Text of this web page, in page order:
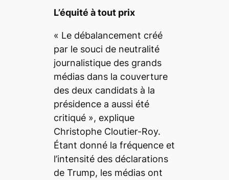
L’équité à tout prix
« Le débalancement créé
par le souci de neutralité
journalistique des grands
médias dans la couverture
des deux candidats à la
présidence a aussi été
critiqué », explique
Christophe Cloutier-Roy.
Étant donné la fréquence et
l’intensité des déclarations
de Trump, les médias ont